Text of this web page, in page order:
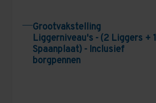
Grootvakstelling
Liggerniveau's - (2 Liggers + 1
Spaanplaat) - Inclusief
borgpennen